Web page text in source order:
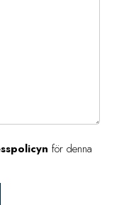
för denna